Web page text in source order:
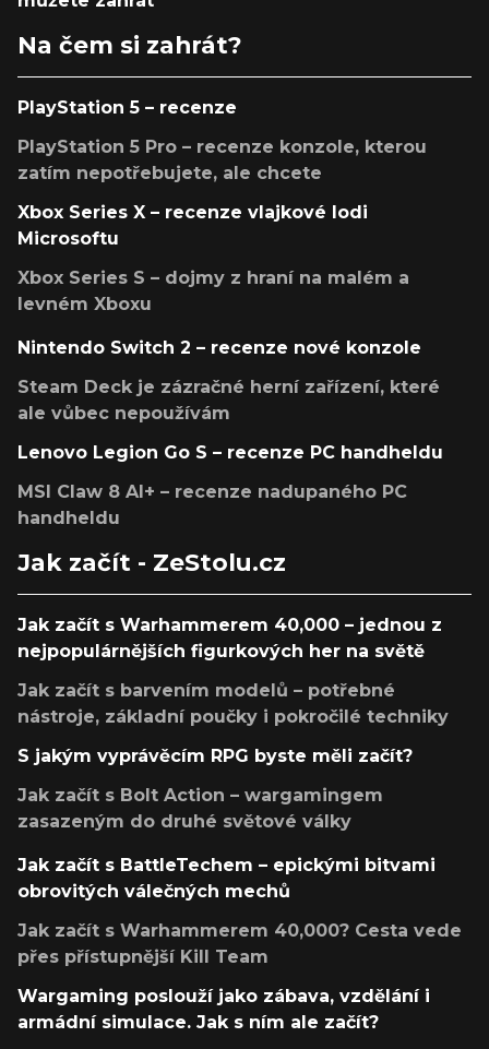
Na čem si zahrát?
PlayStation 5 – recenze
PlayStation 5 Pro – recenze konzole, kterou
zatím nepotřebujete, ale chcete
Xbox Series X – recenze vlajkové lodi
Microsoftu
Xbox Series S – dojmy z hraní na malém a
levném Xboxu
Nintendo Switch 2 – recenze nové konzole
Steam Deck je zázračné herní zařízení, které
ale vůbec nepoužívám
Lenovo Legion Go S – recenze PC handheldu
MSI Claw 8 AI+ – recenze nadupaného PC
handheldu
Jak začít - ZeStolu.cz
Jak začít s Warhammerem 40,000 – jednou z
nejpopulárnějších figurkových her na světě
Jak začít s barvením modelů – potřebné
nástroje, základní poučky i pokročilé techniky
S jakým vyprávěcím RPG byste měli začít?
Jak začít s Bolt Action – wargamingem
zasazeným do druhé světové války
Jak začít s BattleTechem – epickými bitvami
obrovitých válečných mechů
Jak začít s Warhammerem 40,000? Cesta vede
přes přístupnější Kill Team
Wargaming poslouží jako zábava, vzdělání i
armádní simulace. Jak s ním ale začít?